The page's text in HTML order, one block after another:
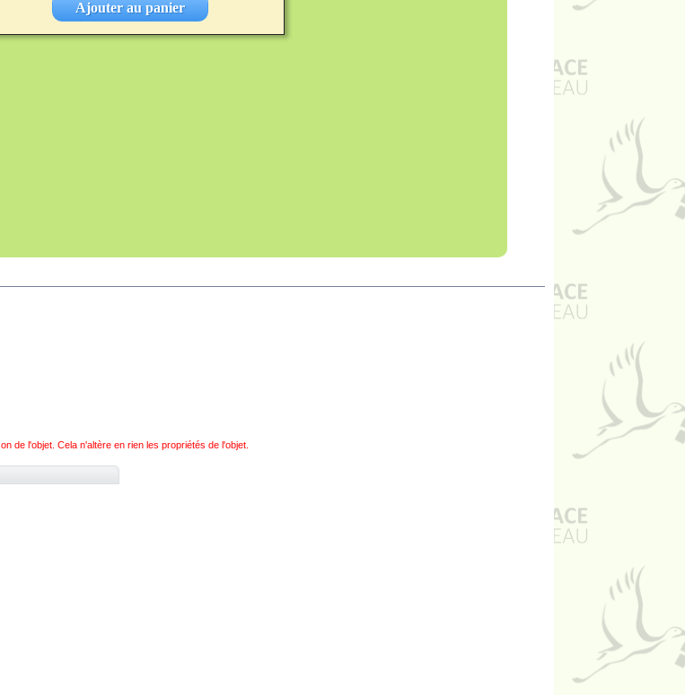
de l'objet. Cela n'altère en rien les propriétés de l'objet.